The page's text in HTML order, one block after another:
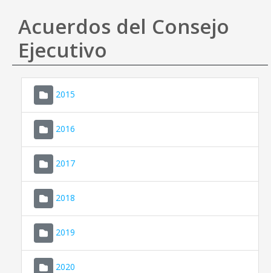
Mapa web
Ayuda
Acuerdos del Consejo
Ejecutivo
2015
2016
2017
2018
2019
2020